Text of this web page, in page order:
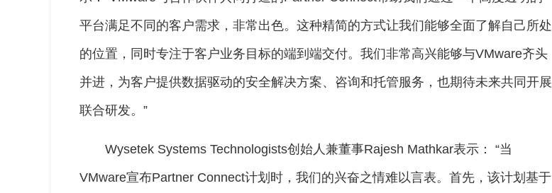
平台满足不同的客户需求，非常出色。这种精简的方式让我们能够全面了解自己所处
的位置，同时专注于客户业务目标的端到端交付。我们非常高兴能够与VMware齐头
并进，为客户提供数据驱动的安全解决方案、咨询和托管服务，也期待未来共同开展
联合研发。”
Wysetek Systems Technologists创始人兼董事Rajesh Mathkar表示： “当
VMware宣布Partner Connect计划时，我们的兴奋之情难以言表。首先，该计划基于